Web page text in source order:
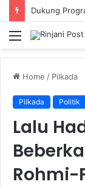
Menu
Home / Pilkada
Pilkada Politik
Lalu
Rohmi-